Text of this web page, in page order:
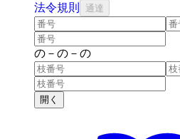
法令規則 通達
の － の － の
開く